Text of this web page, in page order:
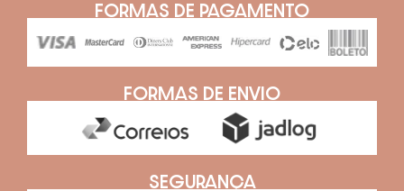
FORMAS DE PAGAMENTO
FORMAS DE ENVIO
SEGURANÇA